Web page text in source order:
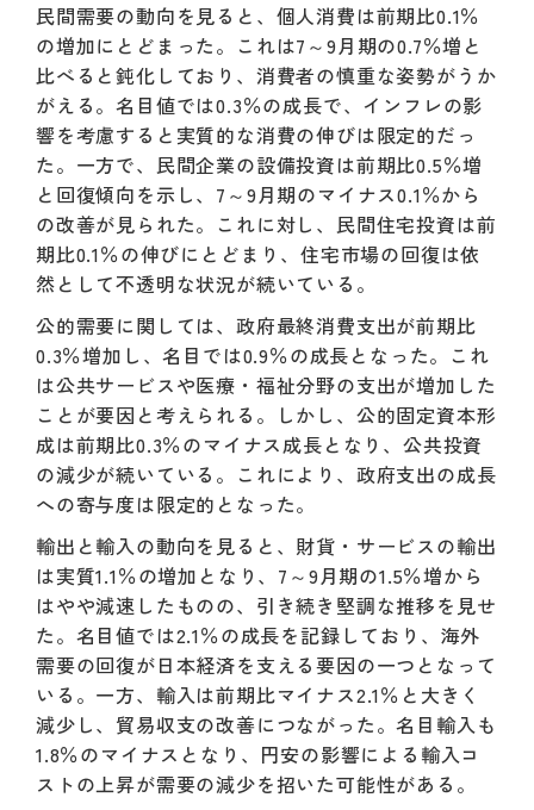
民間需要の動向を見ると、個人消費は前期比0.1％
の増加にとどまった。これは7～9月期の0.7％増と
比べると鈍化しており、消費者の慎重な姿勢がうか
がえる。名目値では0.3％の成長で、インフレの影
響を考慮すると実質的な消費の伸びは限定的だっ
た。一方で、民間企業の設備投資は前期比0.5％増
と回復傾向を示し、7～9月期のマイナス0.1％から
の改善が見られた。これに対し、民間住宅投資は前
期比0.1％の伸びにとどまり、住宅市場の回復は依
然として不透明な状況が続いている。
公的需要に関しては、政府最終消費支出が前期比
0.3％増加し、名目では0.9％の成長となった。これ
は公共サービスや医療・福祉分野の支出が増加した
ことが要因と考えられる。しかし、公的固定資本形
成は前期比0.3％のマイナス成長となり、公共投資
の減少が続いている。これにより、政府支出の成長
への寄与度は限定的となった。
輸出と輸入の動向を見ると、財貨・サービスの輸出
は実質1.1％の増加となり、7～9月期の1.5％増から
はやや減速したものの、引き続き堅調な推移を見せ
た。名目値では2.1％の成長を記録しており、海外
需要の回復が日本経済を支える要因の一つとなって
いる。一方、輸入は前期比マイナス2.1％と大きく
減少し、貿易収支の改善につながった。名目輸入も
1.8％のマイナスとなり、円安の影響による輸入コ
ストの上昇が需要の減少を招いた可能性がある。